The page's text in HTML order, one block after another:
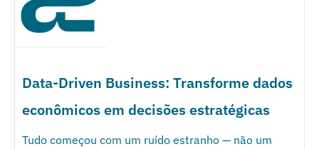
Data-Driven Business: Transforme dados
econômicos em decisões estratégicas
Tudo começou com um ruído estranho — não um